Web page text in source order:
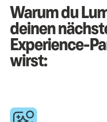
Warum du
deinen
Experience-
wirst: